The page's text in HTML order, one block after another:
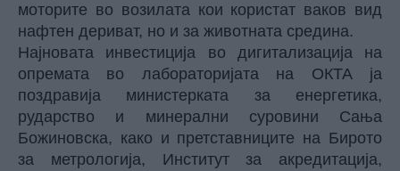
моторите во возилата кои користат ваков вид
нафтен дериват, но и за животната средина.
Најновата инвестиција во дигитализација на
опремата во лабораторијата на ОКТА ја
поздравија министерката за енергетика,
рударство и минерални суровини Сања
Божиновска, како и претставниците на Бирото
за метрологија, Институт за акредитација,